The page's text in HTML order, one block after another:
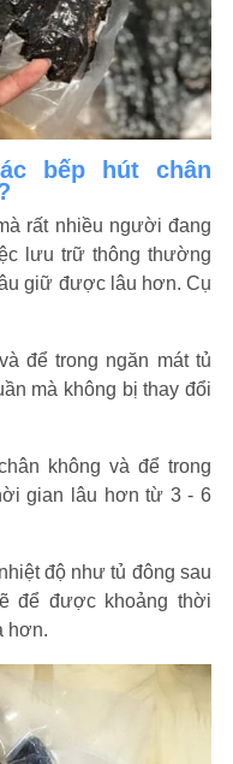
bếp hút chân
rất nhiều người đang
lưu trữ thông thường
giữ được lâu hơn. Cụ
để trong ngăn mát tủ
mà không bị thay đổi
không và để trong
gian lâu hơn từ 3 - 6
độ như tủ đông sau
để được khoảng thời
hơn.